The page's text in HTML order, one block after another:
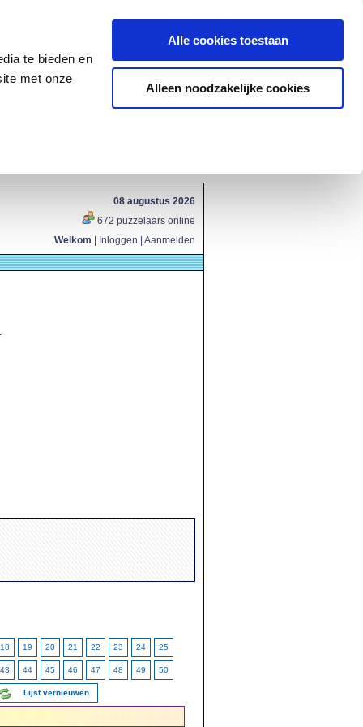
te bieden en
met onze
Alle cookies toestaan
Alleen noodzakelijke cookies
08 augustus 2026
672 puzzelaars online
Welkom
Inloggen Aanmelden
18 19 20 21 22 23 24 25
43 44 45 46 47 48 49 50
Lijst vernieuwen